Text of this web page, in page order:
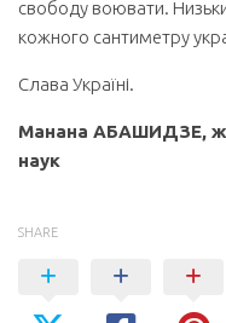
свободу воювати.
кожного сантиметру
Слава Україні.
Манана АБАШИДЗЕ,
наук
SHARE